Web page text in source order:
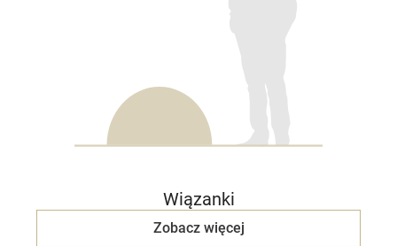
Wiązanki
Zobacz więcej